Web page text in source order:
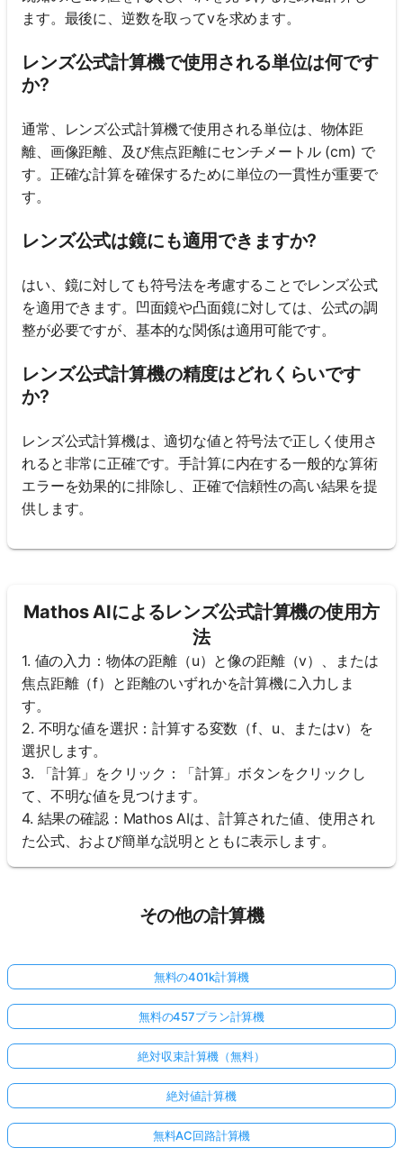
ます。最後に、逆数を取ってvを求めます。
レンズ公式計算機で使用される単位は何です
か?
通常、レンズ公式計算機で使用される単位は、物体距
離、画像距離、及び焦点距離にセンチメートル (cm) で
す。正確な計算を確保するために単位の一貫性が重要で
す。
レンズ公式は鏡にも適用できますか?
はい、鏡に対しても符号法を考慮することでレンズ公式
を適用できます。凹面鏡や凸面鏡に対しては、公式の調
整が必要ですが、基本的な関係は適用可能です。
レンズ公式計算機の精度はどれくらいです
か?
レンズ公式計算機は、適切な値と符号法で正しく使用さ
れると非常に正確です。手計算に内在する一般的な算術
エラーを効果的に排除し、正確で信頼性の高い結果を提
供します。
Mathos AIによるレンズ公式計算機の使用方
法
1. 値の入力：物体の距離（u）と像の距離（v）、または
焦点距離（f）と距離のいずれかを計算機に入力しま
す。
2. 不明な値を選択：計算する変数（f、u、またはv）を
選択します。
3. 「計算」をクリック：「計算」ボタンをクリックし
て、不明な値を見つけます。
4. 結果の確認：Mathos AIは、計算された値、使用され
た公式、および簡単な説明とともに表示します。
その他の計算機
無料の401k計算機
無料の457プラン計算機
絶対収束計算機（無料）
絶対値計算機
無料AC回路計算機